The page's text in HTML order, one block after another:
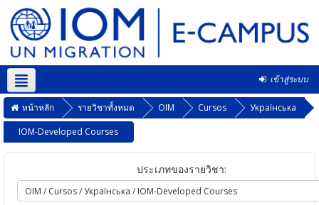
เข้าสู่ระบบ
Thai ‎(th)‎
หน้าหลัก รายวิชาทั้งหมด OIM Cursos
Українська
IOM-Developed Courses
ประเภทของรายวิชา: